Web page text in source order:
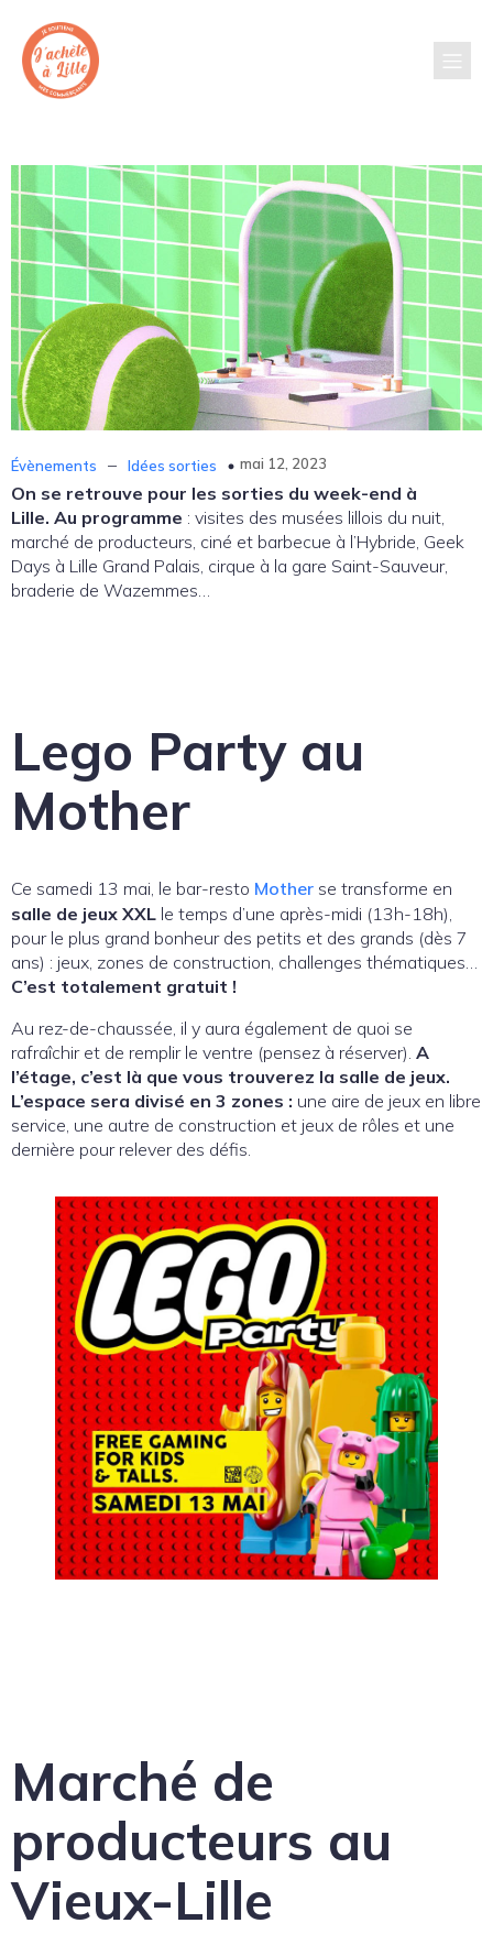
Évènements – Idées sorties mai 12, 2023
On se retrouve pour les sorties du week-end à
Lille. Au programme : visites des musées lillois du nuit,
marché de producteurs, ciné et barbecue à l’Hybride, Geek
Days à Lille Grand Palais, cirque à la gare Saint-Sauveur,
braderie de Wazemmes…
Lego Party au
Mother
Ce samedi 13 mai, le bar-resto Mother se transforme en
salle de jeux XXL le temps d’une après-midi (13h-18h),
pour le plus grand bonheur des petits et des grands (dès 7
ans) : jeux, zones de construction, challenges thématiques…
C’est totalement gratuit !
Au rez-de-chaussée, il y aura également de quoi se
rafraîchir et de remplir le ventre (pensez à réserver). A
l’étage, c’est là que vous trouverez la salle de jeux.
L’espace sera divisé en 3 zones : une aire de jeux en libre
service, une autre de construction et jeux de rôles et une
dernière pour relever des défis.
Marché de
producteurs au
Vieux-Lille